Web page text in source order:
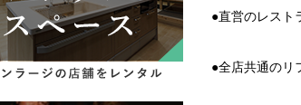
●直営のレスト
●全店共通のリ